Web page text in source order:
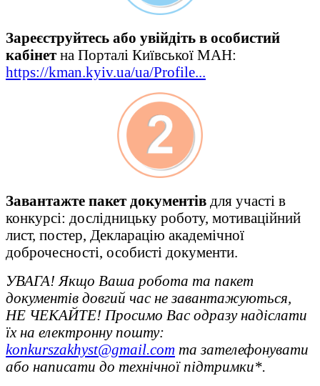
Зареєструйтесь або увійдіть в особистий
кабінет на Порталі Київської МАН:
https://kman.kyiv.ua/ua/Profile...
Завантажте пакет документів для участі в
конкурсі: дослідницьку роботу, мотиваційний
лист, постер, Декларацію академічної
доброчесності, особисті документи.
УВАГА! Якщо Ваша робота та пакет
документів довгий час не завантажуються,
НЕ ЧЕКАЙТЕ! Просимо Вас одразу надіслати
їх на електронну пошту:
konkurszakhyst@gmail.com та зателефонувати
або написати до технічної підтримки*.